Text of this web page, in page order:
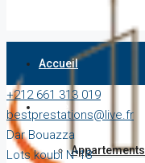
Accueil
Appartements
+212 661 313 019
bestprestations@live.fr
Dar Bouazza
Lots koubi N°18